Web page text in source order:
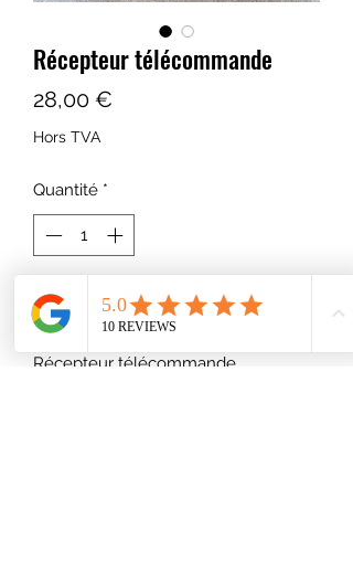
Récepteur télécommande
28,00 €
Hors TVA
Quantité *
Ajouter au panier
Récepteur télécommande